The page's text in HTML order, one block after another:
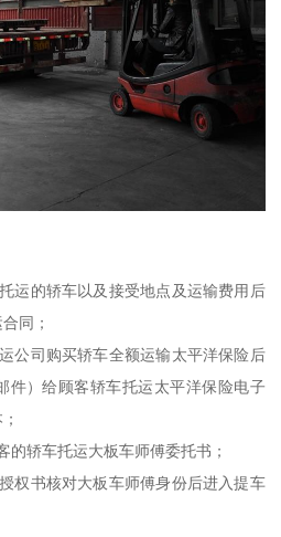
运的轿车以及接受地点及运输费用后
同；
公司购买轿车全额运输太平洋保险后
件）给顾客轿车托运太平洋保险电子
的轿车托运大板车师傅委托书；
权书核对大板车师傅身份后进入提车